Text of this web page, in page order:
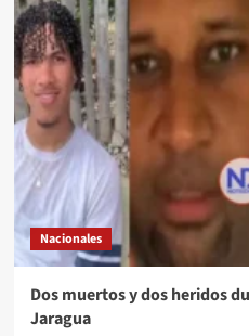
Nacionales
Dos muertos y dos heridos
Jaragua